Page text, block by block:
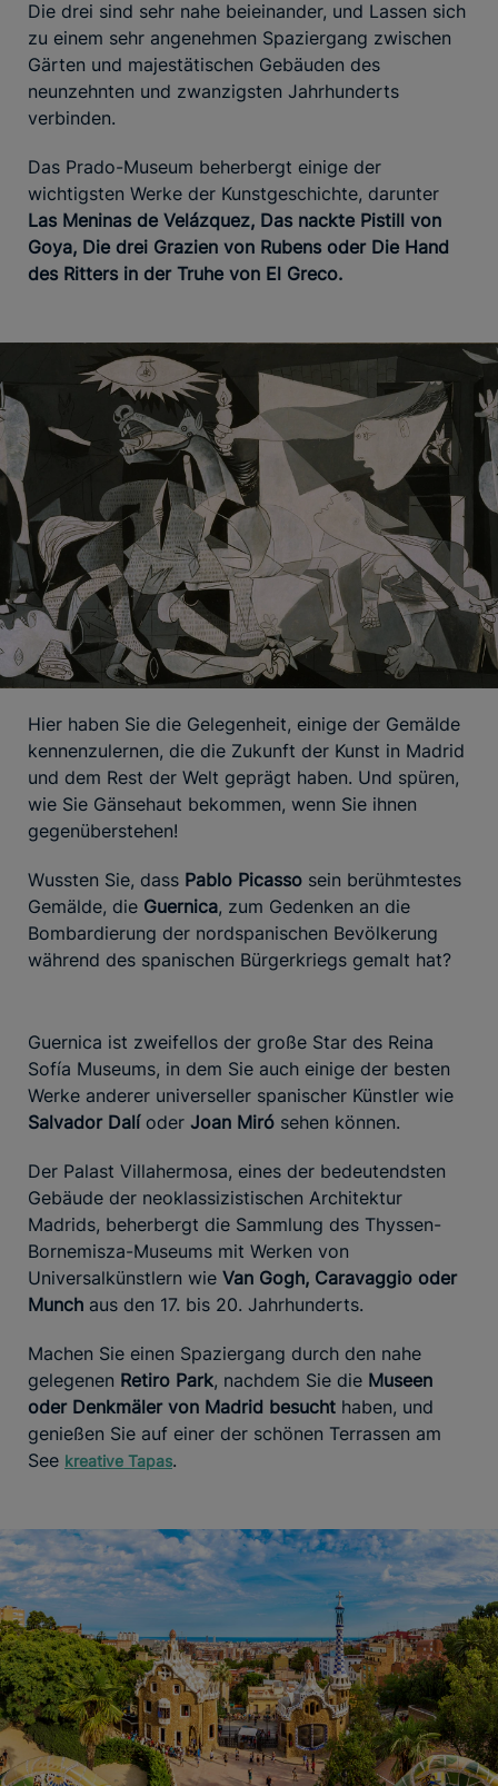
Die drei sind sehr nahe beieinander, und Lassen sich
zu einem sehr angenehmen Spaziergang zwischen
Gärten und majestätischen Gebäuden des
neunzehnten und zwanzigsten Jahrhunderts
verbinden.
Das Prado-Museum beherbergt einige der
wichtigsten Werke der Kunstgeschichte, darunter
Las Meninas de Velázquez, Das nackte Pistill von
Goya, Die drei Grazien von Rubens oder Die Hand
des Ritters in der Truhe von El Greco.
Hier haben Sie die Gelegenheit, einige der Gemälde
kennenzulernen, die die Zukunft der Kunst in Madrid
und dem Rest der Welt geprägt haben. Und spüren,
wie Sie Gänsehaut bekommen, wenn Sie ihnen
gegenüberstehen!
Wussten Sie, dass Pablo Picasso sein berühmtestes
Gemälde, die Guernica, zum Gedenken an die
Bombardierung der nordspanischen Bevölkerung
während des spanischen Bürgerkriegs gemalt hat?
Guernica ist zweifellos der große Star des Reina
Sofía Museums, in dem Sie auch einige der besten
Werke anderer universeller spanischer Künstler wie
Salvador Dalíoder Joan Miró sehen können.
Der Palast Villahermosa, eines der bedeutendsten
Gebäude der neoklassizistischen Architektur
Madrids, beherbergt die Sammlung des Thyssen-
Bornemisza-Museums mit Werken von
Universalkünstlern wie Van Gogh, Caravaggio oder
Munch aus den 17. bis 20. Jahrhunderts.
Machen Sie einen Spaziergang durch den nahe
gelegenen Retiro Park, nachdem Sie die Museen
oder Denkmäler von Madrid besucht haben, und
genießen Sie auf einer der schönen Terrassen am
See kreative Tapas.